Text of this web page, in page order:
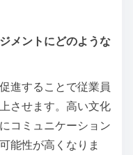
メントにどのような
進することで従業員
させます。高い文化
コミュニケーション
能性が高くなりま